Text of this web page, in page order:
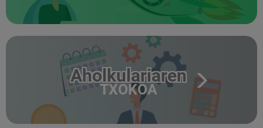
Aholkulariaren
TXOKOA